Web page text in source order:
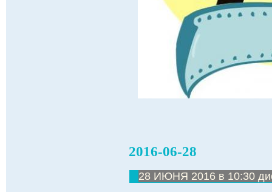
2016-06-28
28 ИЮНЯ 2016 в 10:30